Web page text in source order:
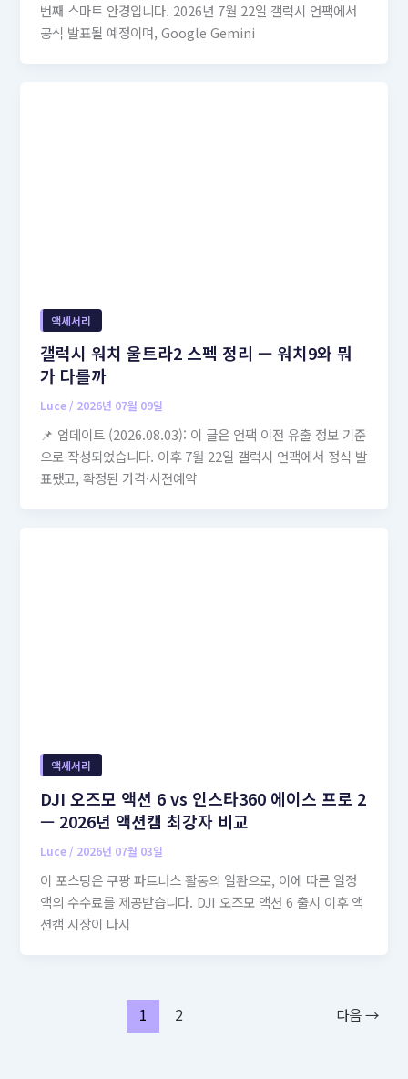
번째 스마트 안경입니다. 2026년 7월 22일 갤럭시 언팩에서
공식 발표될 예정이며, Google Gemini
액세서리
갤럭시 워치 울트라2 스펙 정리 — 워치9와 뭐
가 다를까
Luce / 2026년 07월 09일
📌 업데이트 (2026.08.03): 이 글은 언팩 이전 유출 정보 기준
으로 작성되었습니다. 이후 7월 22일 갤럭시 언팩에서 정식 발
표됐고, 확정된 가격·사전예약
액세서리
DJI 오즈모 액션 6 vs 인스타360 에이스 프로 2
— 2026년 액션캠 최강자 비교
Luce / 2026년 07월 03일
이 포스팅은 쿠팡 파트너스 활동의 일환으로, 이에 따른 일정
액의 수수료를 제공받습니다. DJI 오즈모 액션 6 출시 이후 액
션캠 시장이 다시
1 2 다음→